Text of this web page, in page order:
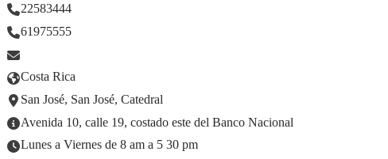
22583444
61975555
Costa Rica
San José, San José, Catedral
Avenida 10, calle 19, costado este del Banco Nacional
Lunes a Viernes de 8 am a 5 30 pm